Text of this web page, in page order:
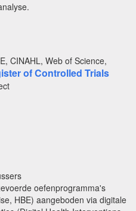
CINAHL, Web of Science,
of Controlled Trials
oefenprogramma's
HBE) aangeboden via digitale